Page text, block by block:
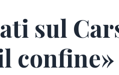
sul
confine»